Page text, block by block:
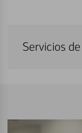
Servicios